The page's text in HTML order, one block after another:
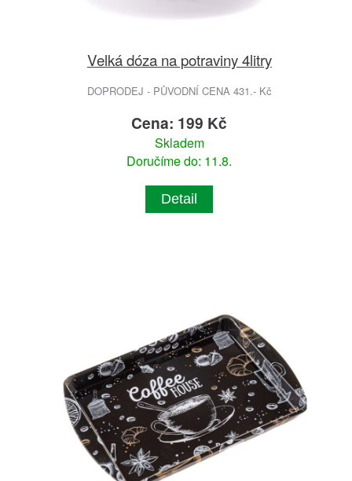
Velká dóza na potraviny 4litry
DOPRODEJ - PŮVODNÍ CENA 431.- Kč
Cena: 199 Kč
Skladem
Doručíme do: 11.8.
Detail